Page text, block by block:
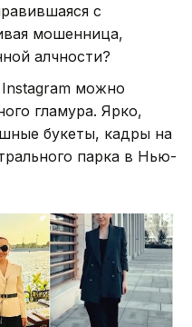
с
мошенница,
алчности?
можно
гламура. Ярко,
букеты, кадры на
парка в Нью-